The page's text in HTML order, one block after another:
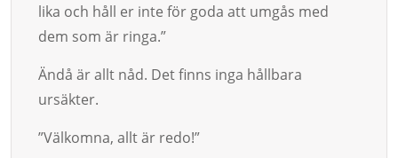
lika och håll er inte för goda att umgås med
dem som är ringa.”
Ändå är allt nåd. Det finns inga hållbara
ursäkter.
”Välkomna, allt är redo!”